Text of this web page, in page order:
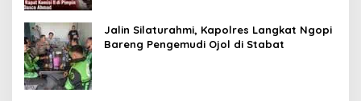
Jalin Silaturahmi, Kapolres Langkat Ngopi
Bareng Pengemudi Ojol di Stabat